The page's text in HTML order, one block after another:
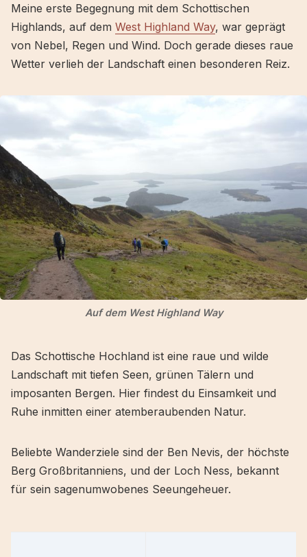
Meine erste Begegnung mit dem Schottischen
Highlands, auf dem West Highland Way, war geprägt
von Nebel, Regen und Wind. Doch gerade dieses raue
Wetter verlieh der Landschaft einen besonderen Reiz.
Auf dem West Highland Way
Das Schottische Hochland ist eine raue und wilde
Landschaft mit tiefen Seen, grünen Tälern und
imposanten Bergen. Hier findest du Einsamkeit und
Ruhe inmitten einer atemberaubenden Natur.
Beliebte Wanderziele sind der Ben Nevis, der höchste
Berg Großbritanniens, und der Loch Ness, bekannt
für sein sagenumwobenes Seeungeheuer.